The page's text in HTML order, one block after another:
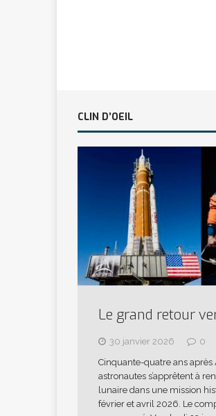
CLIN D’OEIL
Le grand retour
30 janvier 2026
0
Cinquante-quatre ans après
astronautes s’apprêtent à
lunaire dans une mission
février et avril 2026. Le